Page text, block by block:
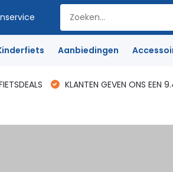
Aanbiedingen
KLANTEN GEVEN ONS EEN